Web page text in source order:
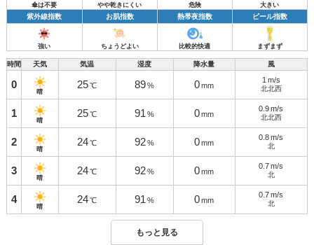
傘は不要 やや乾きにくい 危険 大きい
紫外線指数 お肌指数 熱帯夜指数 ビール指数
強い ちょうどよい 比較的快適 まずまず
時間 天気 気温 湿度 降水量 風
0
晴
25 ℃ 89 % 0 mm
1 m/s
北北西
1
晴
25 ℃ 91 % 0 mm
0.9 m/s
北北西
2
晴
24 ℃ 92 % 0 mm
0.8 m/s
北
3
晴
24 ℃ 92 % 0 mm
0.7 m/s
北
4
晴
24 ℃ 91 % 0 mm
0.7 m/s
北
もっと見る